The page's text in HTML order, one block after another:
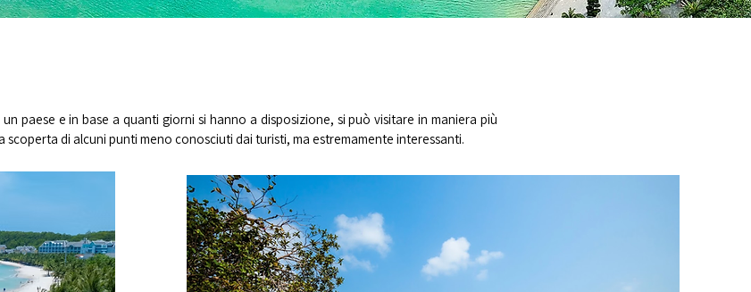
paese e in base a quanti giorni si hanno a disposizione, si può visitare in maniera più
di alcuni punti meno conosciuti dai turisti, ma estremamente interessanti.